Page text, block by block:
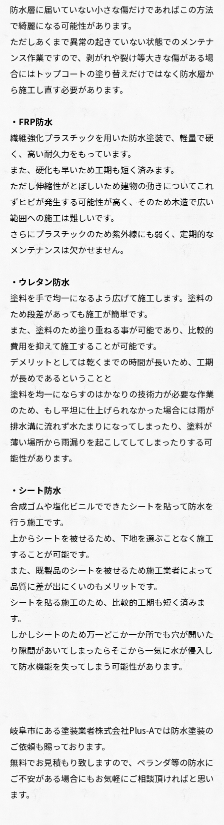
防水層に届いていない小さな傷だけであればこの方法
で綺麗になる可能性があります。
ただしあくまで異常の起きていない状態でのメンテナ
ンス作業ですので、剥がれや裂け等大きな傷がある場
合にはトップコートの塗り替えだけではなく防水層か
ら施工し直す必要があります。
・FRP防水
繊維強化プラスチックを用いた防水塗装で、軽量で硬
く、高い耐久力をもっています。
また、硬化も早いため工期も短く済みます。
ただし伸縮性がとぼしいため建物の動きについてこれ
ずヒビが発生する可能性が高く、そのため木造で広い
範囲への施工は難しいです。
さらにプラスチックのため紫外線にも弱く、定期的な
メンテナンスは欠かせません。
・ウレタン防水
塗料を手で均一になるよう広げて施工します。塗料の
ため段差があっても施工が簡単です。
また、塗料のため塗り重ねる事が可能であり、比較的
費用を抑えて施工することが可能です。
デメリットとしては乾くまでの時間が長いため、工期
が長めであるということと
塗料を均一にならすのはかなりの技術力が必要な作業
のため、もし平坦に仕上げられなかった場合には雨が
排水溝に流れず水たまりになってしまったり、塗料が
薄い場所から雨漏りを起こしてしてしまったりする可
能性があります。
・シート防水
合成ゴムや塩化ビニルでできたシートを貼って防水を
行う施工です。
上からシートを被せるため、下地を選ぶことなく施工
することが可能です。
また、既製品のシートを被せるため施工業者によって
品質に差が出にくいのもメリットです。
シートを貼る施工のため、比較的工期も短く済みま
す。
しかしシートのため万一どこか一か所でも穴が開いた
り隙間があいてしまったらそこから一気に水が侵入し
て防水機能を失ってしまう可能性があります。
岐阜市にある塗装業者株式会社Plus-Aでは防水塗装の
ご依頼も賜っております。
無料でお見積もり致しますので、ベランダ等の防水に
ご不安がある場合にもお気軽にご相談頂ければと思い
ます。